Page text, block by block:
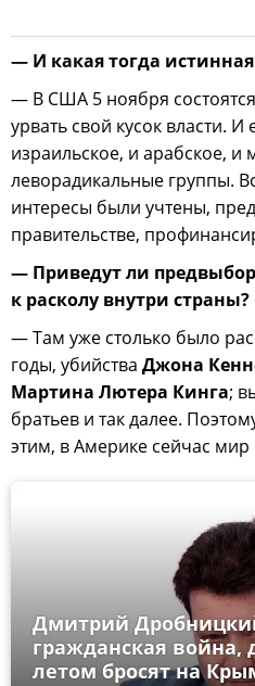
— И какая тогда
— В США 5 ноября
урвать свой кусок власти.
израильское, и арабское, и
леворадикальные группы.
интересы были учтены,
правительстве,
— Приведут ли
к расколу внутри страны?
— Там уже столько было
годы, убийства Джона
Мартина Лютера Кинга;
братьев и так далее.
этим, в Америке сейчас мир
Дмитрий
гражданская война,
летом бросят на